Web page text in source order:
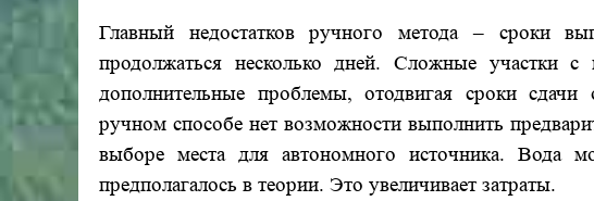
Главный недостатков ручного метода – сроки
продолжаться несколько дней. Сложные участки
дополнительные проблемы, отодвигая сроки
ручном способе нет возможности выполнить
выборе места для автономного источника. Вода
предполагалось в теории. Это увеличивает затраты.